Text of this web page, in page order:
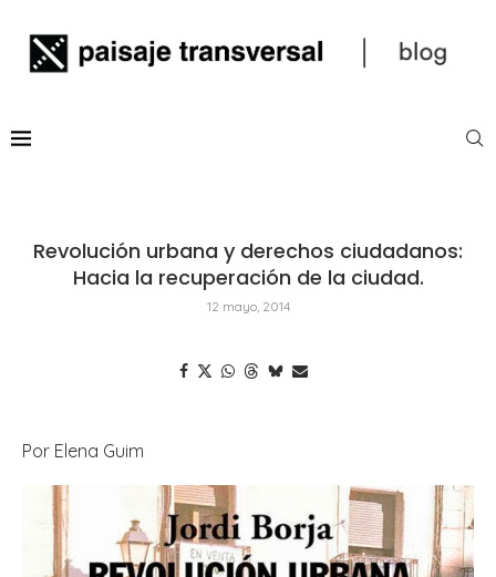
Revolución urbana y derechos ciudadanos:
Hacia la recuperación de la ciudad.
12 mayo, 2014
Por Elena Guim